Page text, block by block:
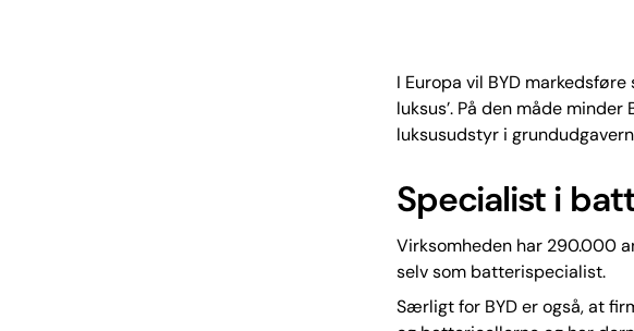
I Europa vil BYD markedsføre
luksus’. På den måde
luksusudstyr i
Specialist i
Virksomheden har 290.000
selv som batterispecialist.
Særligt for BYD er også, at